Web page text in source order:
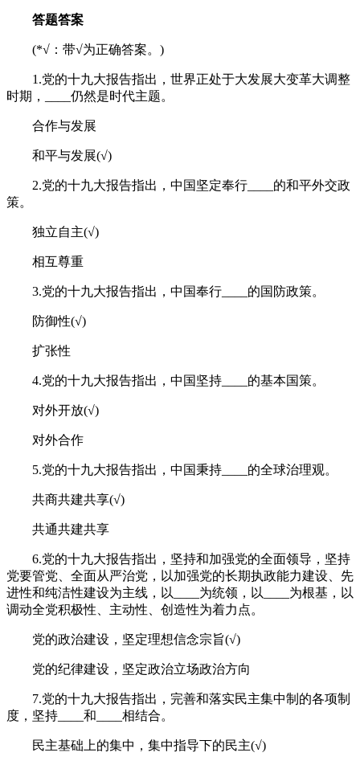
答题答案
(*√：带√为正确答案。)
1.党的十九大报告指出，世界正处于大发展大变革大调整
时期，____仍然是时代主题。
合作与发展
和平与发展(√)
2.党的十九大报告指出，中国坚定奉行____的和平外交政
策。
独立自主(√)
相互尊重
3.党的十九大报告指出，中国奉行____的国防政策。
防御性(√)
扩张性
4.党的十九大报告指出，中国坚持____的基本国策。
对外开放(√)
对外合作
5.党的十九大报告指出，中国秉持____的全球治理观。
共商共建共享(√)
共通共建共享
6.党的十九大报告指出，坚持和加强党的全面领导，坚持
党要管党、全面从严治党，以加强党的长期执政能力建设、先
进性和纯洁性建设为主线，以____为统领，以____为根基，以
调动全党积极性、主动性、创造性为着力点。
党的政治建设，坚定理想信念宗旨(√)
党的纪律建设，坚定政治立场政治方向
7.党的十九大报告指出，完善和落实民主集中制的各项制
度，坚持____和____相结合。
民主基础上的集中，集中指导下的民主(√)